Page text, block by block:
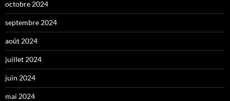
octobre 2024
septembre 2024
août 2024
juillet 2024
juin 2024
mai 2024